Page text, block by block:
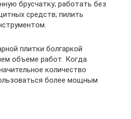
брусчатку; работать без
средств; пилить
плитки болгаркой
объеме работ. Когда
количество
более мощным